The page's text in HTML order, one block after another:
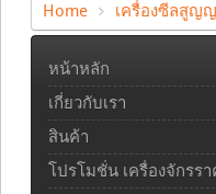
Home เครื่องซีลสูญ
หน้าหลัก
เกี่ยวกับเรา
สินค้า
โปรโมชั่น เครื่องจักรร